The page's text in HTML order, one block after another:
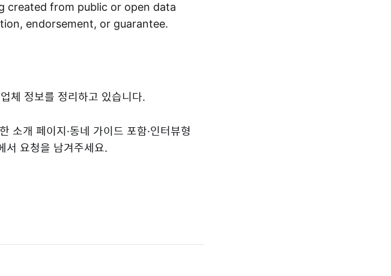
created from public or open data
endorsement, or guarantee.
체 정보를 정리하고 있습니다.
소개 페이지·동네 가이드 포함·인터뷰형
서 요청을 남겨주세요.